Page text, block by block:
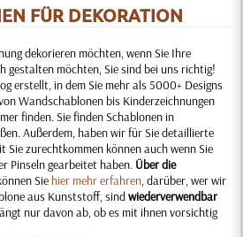
FÜR DEKORATION
dekorieren möchten, wenn Sie Ihre
gestalten möchten, Sie sind bei uns richtig!
erstellt, in dem Sie mehr als 5000+ Designs
Wandschablonen bis Kinderzeichnungen
finden. Sie finden Schablonen in
Außerdem, haben wir für Sie detaillierte
Sie zurechtkommen können auch wenn Sie
Pinseln gearbeitet haben. Über die
Sie hier mehr erfahren, darüber, wer wir
aus Kunststoff, sindwiederverwendbar
nur davon ab, ob es mit ihnen vorsichtig